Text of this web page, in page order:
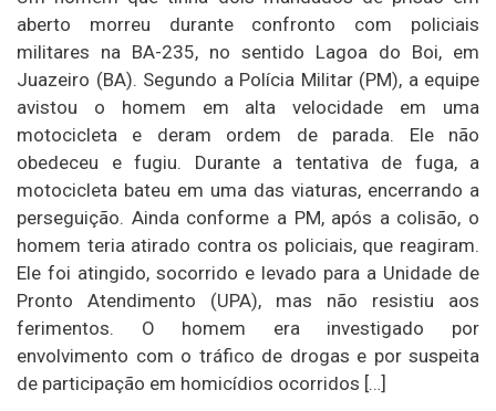
aberto morreu durante confronto com policiais
militares na BA-235, no sentido Lagoa do Boi, em
Juazeiro (BA). Segundo a Polícia Militar (PM), a equipe
avistou o homem em alta velocidade em uma
motocicleta e deram ordem de parada. Ele não
obedeceu e fugiu. Durante a tentativa de fuga, a
motocicleta bateu em uma das viaturas, encerrando a
perseguição. Ainda conforme a PM, após a colisão, o
homem teria atirado contra os policiais, que reagiram.
Ele foi atingido, socorrido e levado para a Unidade de
Pronto Atendimento (UPA), mas não resistiu aos
ferimentos. O homem era investigado por
envolvimento com o tráfico de drogas e por suspeita
de participação em homicídios ocorridos […]